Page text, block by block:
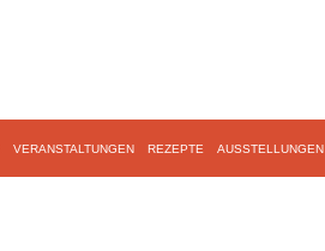
VERANSTALTUNGEN REZEPTE AUSSTELLUNGEN